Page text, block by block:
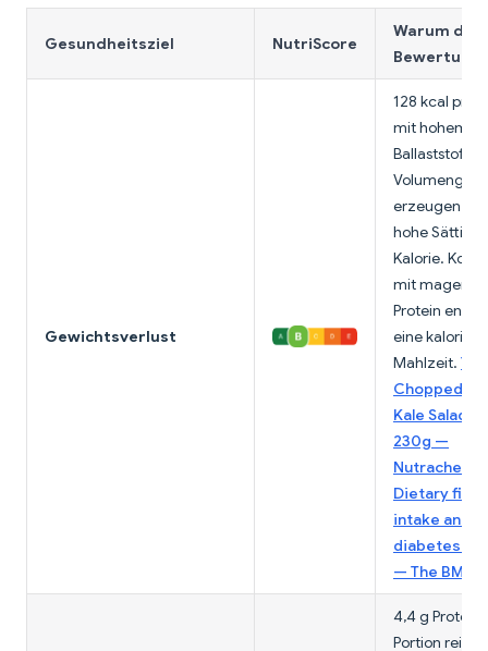
Gesundheitsziel NutriScore
Warum
Bewertung?
Gewichtsverlust
128 kcal pro
mit hohem
Ballaststoff-
erzeugen
hohe
Kalorie.
mit magerem
Protein
eine
Mahlzeit.
Chopped
Kale Salad
230g —
Nutracheck
Dietary fiber
intake and
diabetes
— The BMJ
4,4 g Protein
Portion